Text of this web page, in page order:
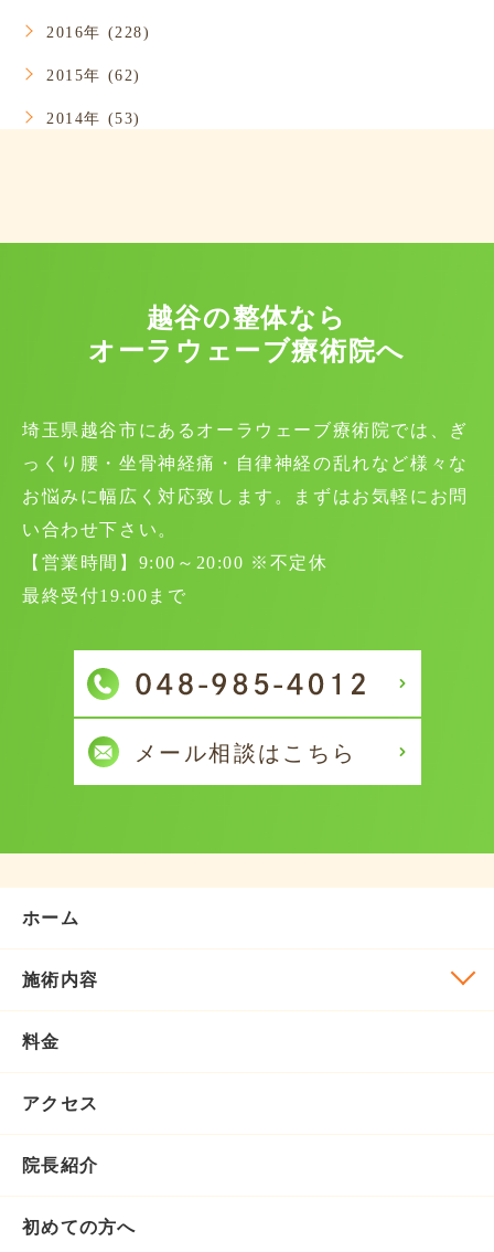
2016年 (228)
2015年 (62)
2014年 (53)
越谷の整体なら
オーラウェーブ療術院へ
埼玉県越谷市にあるオーラウェーブ療術院では、ぎ
っくり腰・坐骨神経痛・自律神経の乱れなど様々な
お悩みに幅広く対応致します。まずはお気軽にお問
い合わせ下さい。
【営業時間】9:00～20:00 ※不定休
最終受付19:00まで
ホーム
施術内容
料金
アクセス
院長紹介
初めての方へ